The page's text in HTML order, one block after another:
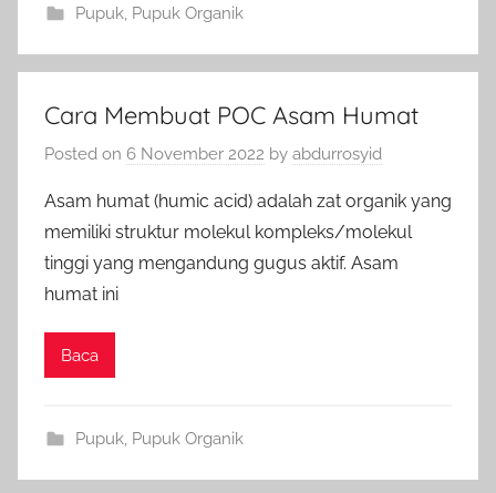
Pupuk, Pupuk Organik
Cara Membuat POC Asam Humat
Posted on 6 November 2022 by abdurrosyid
Asam humat (humic acid) adalah zat organik yang
memiliki struktur molekul kompleks/molekul
tinggi yang mengandung gugus aktif. Asam
humat ini
Baca
Pupuk, Pupuk Organik